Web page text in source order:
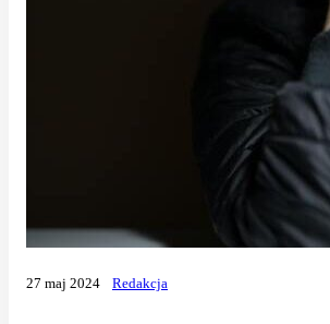
27 maj 2024 Redakcja